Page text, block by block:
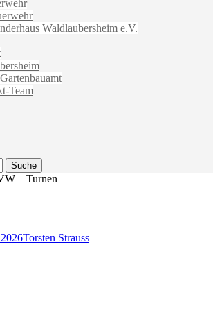
Waldlaubersheim e.V.
Team
– Turnen
Autor
Torsten Strauss